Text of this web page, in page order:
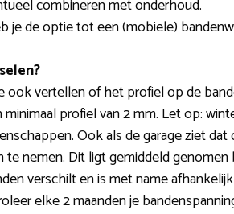
combineren met onderhoud.
je de optie tot een (mobiele)
ook vertellen of het profiel op de
profiel van 2 mm. Let op:
Ook als de garage ziet
te nemen. Dit ligt gemiddeld
verschilt en is met name
elke 2 maanden je